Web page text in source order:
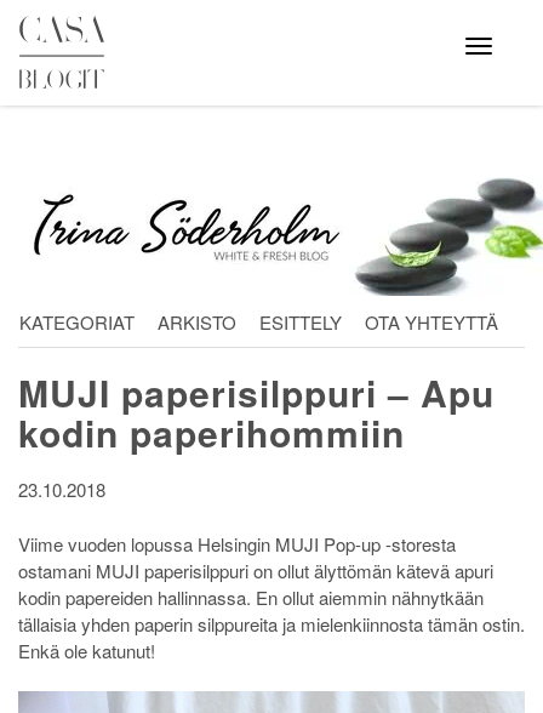
Skip
content
Avaa
valikko
KATEGORIAT ARKISTO ESITTELY OTA YHTEYTTÄ
MUJI paperisilppuri – Apu
kodin paperihommiin
23.10.2018
Viime vuoden lopussa Helsingin MUJI Pop-up -storesta
ostamani MUJI paperisilppuri on ollut älyttömän kätevä apuri
kodin papereiden hallinnassa. En ollut aiemmin nähnytkään
tällaisia yhden paperin silppureita ja mielenkiinnosta tämän ostin.
Enkä ole katunut!